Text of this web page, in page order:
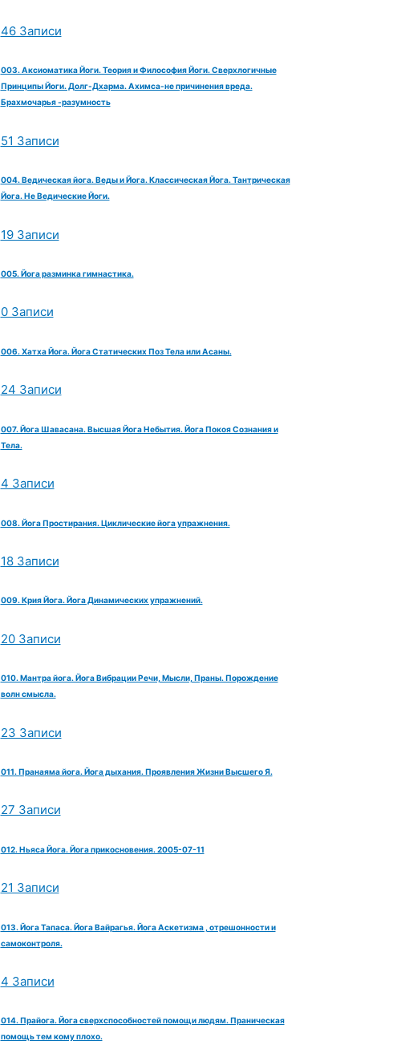
46 Записи
003. Аксиоматика Йоги. Теория и Философия Йоги. Сверхлогичные
Принципы Йоги. Долг-Дхарма. Ахимса-не причинения вреда.
Брахмочарья -разумность
51 Записи
004. Ведическая йога. Веды и Йога. Классическая Йога. Тантрическая
Йога. Не Ведические Йоги.
19 Записи
005. Йога разминка гимнастика.
0 Записи
006. Хатха Йога. Йога Статических Поз Тела или Асаны.
24 Записи
007. Йога Шавасана. Высшая Йога Небытия. Йога Покоя Сознания и
Тела.
4 Записи
008. Йога Простирания. Циклические йога упражнения.
18 Записи
009. Крия Йога. Йога Динамических упражнений.
20 Записи
010. Мантра йога. Йога Вибрации Речи, Мысли, Праны. Порождение
волн смысла.
23 Записи
011. Пранаяма йога. Йога дыхания. Проявления Жизни Высшего Я.
27 Записи
012. Ньяса Йога. Йога прикосновения. 2005-07-11
21 Записи
013. Йога Тапаса. Йога Вайрагья. Йога Аскетизма , отрешонности и
самоконтроля.
4 Записи
014. Прайога. Йога сверхспособностей помощи людям. Праническая
помощь тем кому плохо.